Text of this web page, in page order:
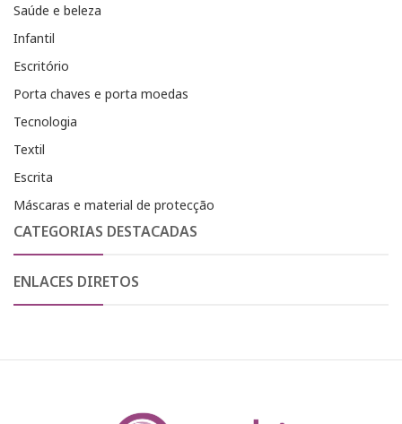
Saúde e beleza
Infantil
Escritório
Porta chaves e porta moedas
Tecnologia
Textil
Escrita
Máscaras e material de protecção
CATEGORIAS DESTACADAS
ENLACES DIRETOS